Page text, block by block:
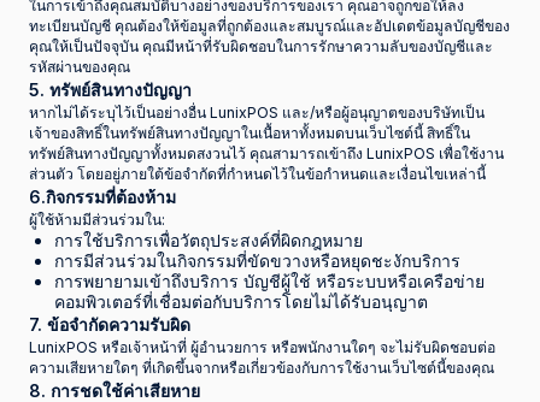
ในการเข้าถึงคุณสมบัติบางอย่างของบริการของเรา คุณอาจถูกขอให้ลง
ทะเบียนบัญชี คุณต้องให้ข้อมูลที่ถูกต้องและสมบูรณ์และอัปเดตข้อมูลบัญชีของ
คุณให้เป็นปัจจุบัน คุณมีหน้าที่รับผิดชอบในการรักษาความลับของบัญชีและ
รหัสผ่านของคุณ
5. ทรัพย์สินทางปัญญา
หากไม่ได้ระบุไว้เป็นอย่างอื่น LunixPOS และ/หรือผู้อนุญาตของบริษัทเป็น
เจ้าของสิทธิ์ในทรัพย์สินทางปัญญาในเนื้อหาทั้งหมดบนเว็บไซต์นี้ สิทธิ์ใน
ทรัพย์สินทางปัญญาทั้งหมดสงวนไว้ คุณสามารถเข้าถึง LunixPOS เพื่อใช้งาน
ส่วนตัว โดยอยู่ภายใต้ข้อจำกัดที่กำหนดไว้ในข้อกำหนดและเงื่อนไขเหล่านี้
6.กิจกรรมที่ต้องห้าม
ผู้ใช้ห้ามมีส่วนร่วมใน:
การใช้บริการเพื่อวัตถุประสงค์ที่ผิดกฎหมาย
การมีส่วนร่วมในกิจกรรมที่ขัดขวางหรือหยุดชะงักบริการ
การพยายามเข้าถึงบริการ บัญชีผู้ใช้ หรือระบบหรือเครือข่าย
คอมพิวเตอร์ที่เชื่อมต่อกับบริการโดยไม่ได้รับอนุญาต
7. ข้อจำกัดความรับผิด
LunixPOS หรือเจ้าหน้าที่ ผู้อำนวยการ หรือพนักงานใดๆ จะไม่รับผิดชอบต่อ
ความเสียหายใดๆ ที่เกิดขึ้นจากหรือเกี่ยวข้องกับการใช้งานเว็บไซต์นี้ของคุณ
8. การชดใช้ค่าเสียหาย